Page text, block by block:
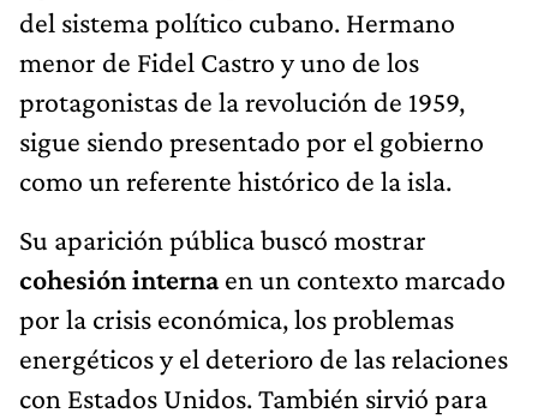
del sistema político cubano. Hermano
menor de Fidel Castro y uno de los
protagonistas de la revolución de 1959,
sigue siendo presentado por el gobierno
como un referente histórico de la isla.
Su aparición pública buscó mostrar
cohesión internaen un contexto marcado
por la crisis económica, los problemas
energéticos y el deterioro de las relaciones
con Estados Unidos. También sirvió para